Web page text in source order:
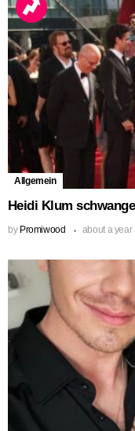
Allgemein
Heidi Klum
by Promiwood about a year